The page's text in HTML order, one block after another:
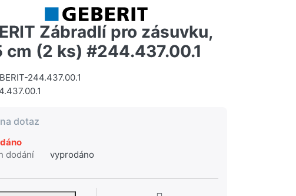
Zábradlí pro zásuvku,
cm (2 ks) #244.437.00.1
244.437.00.1
dotaz
dodání
vyprodáno